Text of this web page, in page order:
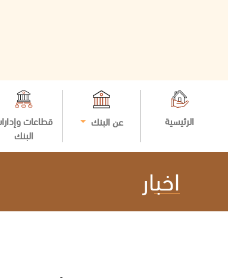
الرئيسية عن البنك
قطاعات
البنك
اخبار